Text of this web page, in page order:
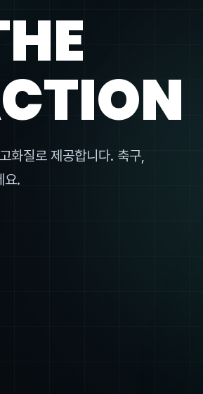
화질로 제공합니다. 축구,
요.